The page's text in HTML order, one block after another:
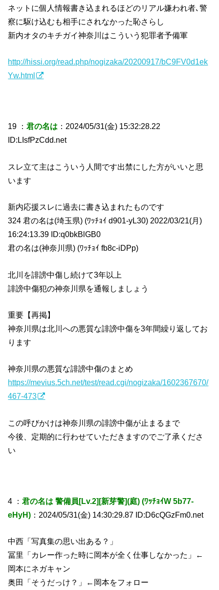
ネットに個人情報書き込まれるほどのリアル嫌われ者､警
察に駆け込むも相手にされなかった恥さらし
新内オタのキチガイ神奈川はこういう犯罪者予備軍
http://hissi.org/read.php/nogizaka/20200917/bC9FV0d1ek
Yw.html
19 ：君の名は ：2024/05/31(金) 15:32:28.22
ID:LIsfPzCdd.net
スレ立て主はこういう人間です出禁にした方がいいと思
います
新内応援スレに過去に書き込まれたものです
324 君の名は(埼玉県) (ﾜｯﾁｮｲ d901-yL30) 2022/03/21(月)
16:24:13.39 ID:q0bkBlGB0
君の名は(神奈川県) (ﾜｯﾁｮｲ fb8c-iDPp)
北川を誹謗中傷し続けて3年以上
誹謗中傷犯の神奈川県を通報しましょう
重要【再掲】
神奈川県は北川への悪質な誹謗中傷を3年間繰り返してお
ります
神奈川県の悪質な誹謗中傷のまとめ
https://mevius.5ch.net/test/read.cgi/nogizaka/1602367670/
467-473
この呼びかけは神奈川県の誹謗中傷が止まるまで
今後、定期的に行わせていただきますのでご了承くださ
い
4 ：君の名は 警備員[Lv.2][新芽警](庭) (ﾜｯﾁｮｲW 5b77-
eHyH) ：2024/05/31(金) 14:30:29.87 ID:D6cQGzFm0.net
中西「写真集の思い出ある？」
冨里「カレー作った時に岡本が全く仕事しなかった」←
岡本にネガキャン
奥田「そうだっけ？」←岡本をフォロー